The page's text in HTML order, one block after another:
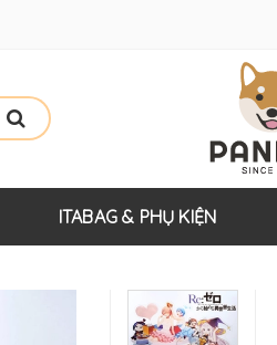
ITABAG & PHỤ KIỆN